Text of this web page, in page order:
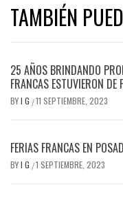
TAMBIÉN
25 AÑOS BRINDANDO
FRANCAS ESTUVIERON DE
BYI G /11 SEPTIEMBRE, 2023
FERIAS FRANCAS EN
BYI G /1 SEPTIEMBRE, 2023